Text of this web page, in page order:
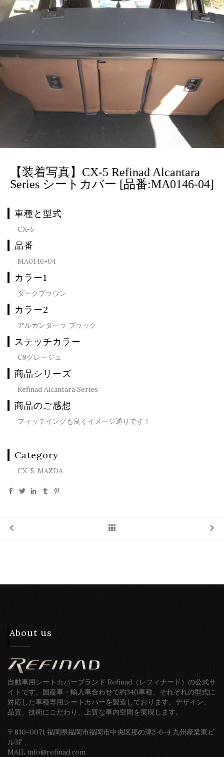
【装着写真】CX-5 Refinad Alcantara
Series シートカバー [品番:MA0146-04]
車種と型式
CX-5
品番
MA0146-04
カラー1
ダークブラウン
カラー2
アルカンターラ ブラック
ステッチカラー
C9グレージュ
商品シリーズ
Refinad Alcantara Series
商品のご感想
フィッテイングも良くイメージ通りです！
Category
CX-5, MAZDA
About us
自動車用シートカバーブランド Refinad（レフィナード）の公式サ
イトです。国産車・輸入車合わせて約340車種、それぞれの型式に
対応した車種専用シートカバーを製造しております。デザイン、
品質、技術にこだわり、上質な車内空間を実現します。
〒810-0071 福岡県福岡市福岡市中央区那の津2-6-4 九州産業東ビ
ル3F
MAIL info@refinad.com